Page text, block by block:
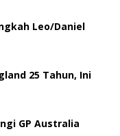
Leo/Daniel
25 Tahun, Ini
GP Australia